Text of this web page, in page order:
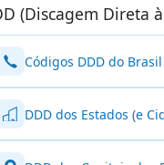
(Discagem Direta
Códigos DDD do Brasil
DDD dos Estados (e